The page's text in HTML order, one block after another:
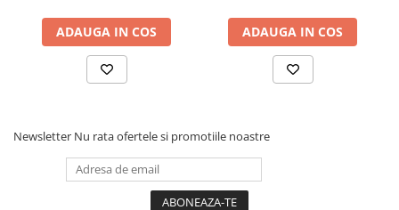
Frane pe janta
Accesorii frane bicicleta
Roti bicicleta
ADAUGA IN COS ADAUGA IN COS
Newsletter Nu rata ofertele si promotiile noastre